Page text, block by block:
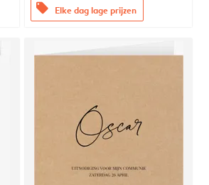
offers Elke dag lage prijzen